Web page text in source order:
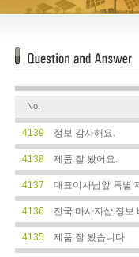
No.
4139 정보 감사해요.
4138 제품 잘 봤어요.
4137 대표이사님앞 특별
4136 전국 마사지샵 정보
4135 제품 잘 봤습니다.